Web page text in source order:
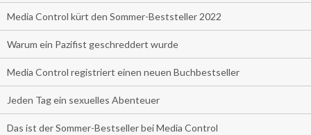
Media Control kürt den Sommer-Beststeller 2022
Warum ein Pazifist geschreddert wurde
Media Control registriert einen neuen Buchbestseller
Jeden Tag ein sexuelles Abenteuer
Das ist der Sommer-Bestseller bei Media Control